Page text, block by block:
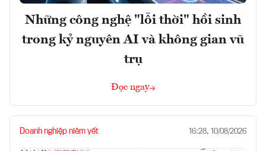
Những công nghệ "lỗi thời" hồi sinh
trong kỷ nguyên AI và không gian vũ
trụ
Đọc ngay
Doanh nghiệp niêm yết 16:28, 10/08/2026